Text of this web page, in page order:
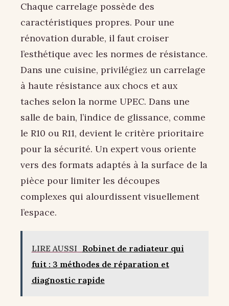
Chaque carrelage possède des
caractéristiques propres. Pour une
rénovation durable, il faut croiser
l’esthétique avec les normes de résistance.
Dans une cuisine, privilégiez un carrelage
à haute résistance aux chocs et aux
taches selon la norme UPEC. Dans une
salle de bain, l’indice de glissance, comme
le R10 ou R11, devient le critère prioritaire
pour la sécurité. Un expert vous oriente
vers des formats adaptés à la surface de la
pièce pour limiter les découpes
complexes qui alourdissent visuellement
l’espace.
LIRE AUSSI Robinet de radiateur qui
fuit : 3 méthodes de réparation et
diagnostic rapide